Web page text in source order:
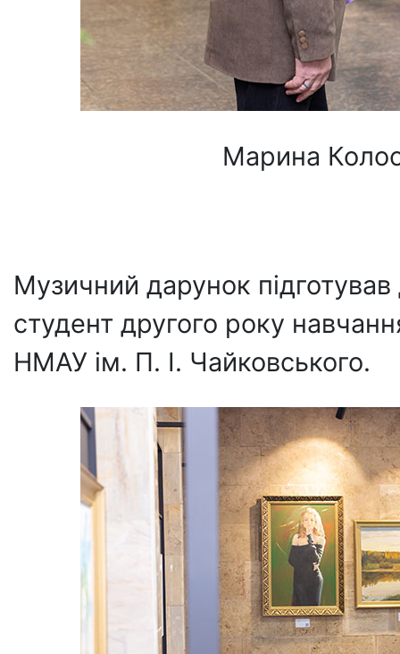
Марина
Музичний дарунок
студент другого року
НМАУ ім. П. І. Чайковського.